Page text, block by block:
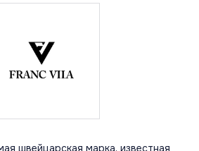
швейцарская марка, известная